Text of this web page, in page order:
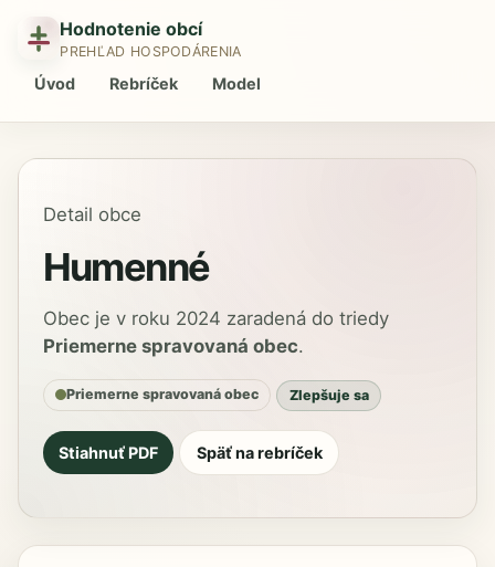
Hodnotenie obcí
PREHĽAD HOSPODÁRENIA
Úvod Rebríček Model
Detail obce
Humenné
Obec je v roku 2024 zaradená do triedy
Priemerne spravovaná obec.
Priemerne spravovaná obec Zlepšuje sa
Stiahnuť PDF Späť na rebríček